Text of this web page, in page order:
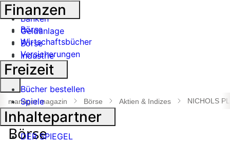
Handel
Banken
Geldanlage
Börse
Industrie
Suche
öffnen
manager magazin Börse Aktien & Indizes NICHOLS
Finanzen
Börse
Wirtschaftsbücher
Versicherungen
Freizeit
Bücher bestellen
Spiele
Inhaltepartner
DER SPIEGEL